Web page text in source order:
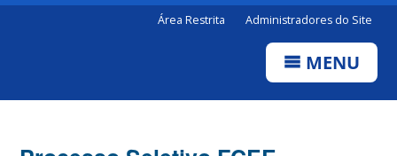
Área Restrita Administradores do Site
MENU